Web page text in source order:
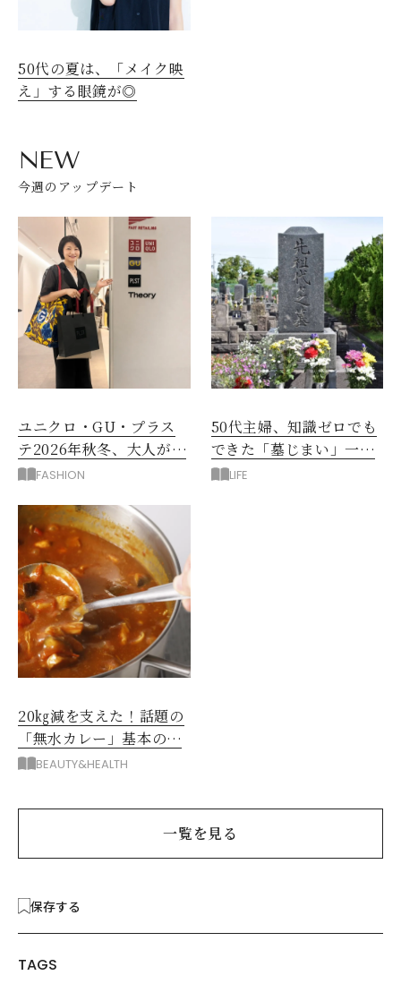
50代の夏は、「メイク映
え」する眼鏡が◎
NEW
今週のアップデート
ユニクロ・GU・プラス
テ2026年秋冬、大人が着
たい新作服は？
FASHION
50代主婦、知識ゼロでも
できた「墓じまい」一つ
後悔したのは、ある順
LIFE
20㎏減を支えた！話題の
「無水カレー」基本の作
り方とおすすめルウ6選
BEAUTY&HEALTH
一覧を見る
保存する
TAGS